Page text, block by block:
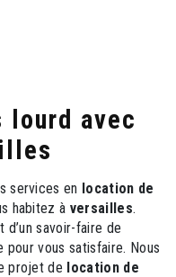
services en location de
habitez à versailles.
d’un savoir-faire de
vous satisfaire. Nous
projet de location de